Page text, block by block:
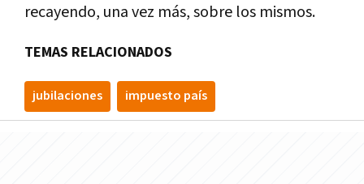
recayendo, una vez más, sobre los mismos.
TEMAS RELACIONADOS
jubilaciones impuesto país